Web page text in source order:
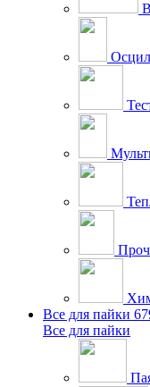
Все для пайки
Все для пайки